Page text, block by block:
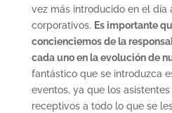
vez más introducido en el día
corporativos. Es importante
concienciemos de la
cada uno en la evolución de
fantástico que se introduzca
eventos, ya que los
receptivos a todo lo que se